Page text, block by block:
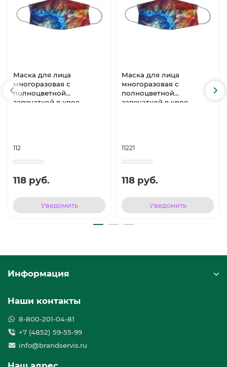
Маска для лица
многоразовая с
полноцветной
запечаткой в крое,
112
118 руб.
Уведомить
Маска для лица
многоразовая с
полноцветной
запечаткой в крое,
11221
118 руб.
Уведомить
Информация
Наши контакты
8-800-201-04-81
+7 (4852) 59-55-99
info@brandservis.ru